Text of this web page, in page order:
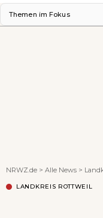
Themen im Fokus
NRWZ.de > Alle News >
LANDKREIS ROTTWEIL